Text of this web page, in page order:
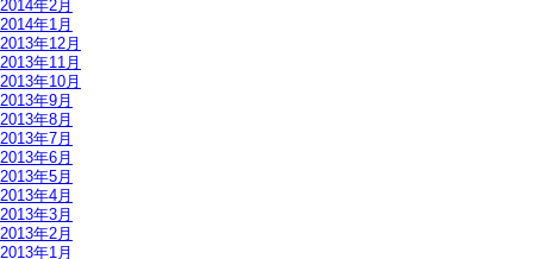
2014年2月
2014年1月
2013年12月
2013年11月
2013年10月
2013年9月
2013年8月
2013年7月
2013年6月
2013年5月
2013年4月
2013年3月
2013年2月
2013年1月